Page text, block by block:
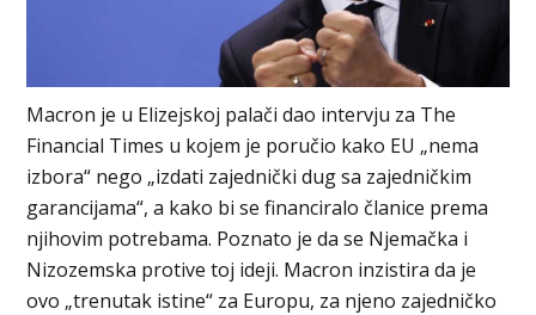
Macron je u Elizejskoj palači dao intervju za The
Financial Times u kojem je poručio kako EU „nema
izbora“ nego „izdati zajednički dug sa zajedničkim
garancijama“, a kako bi se financiralo članice prema
njihovim potrebama. Poznato je da se Njemačka i
Nizozemska protive toj ideji. Macron inzistira da je
ovo „trenutak istine“ za Europu, za njeno zajedničko